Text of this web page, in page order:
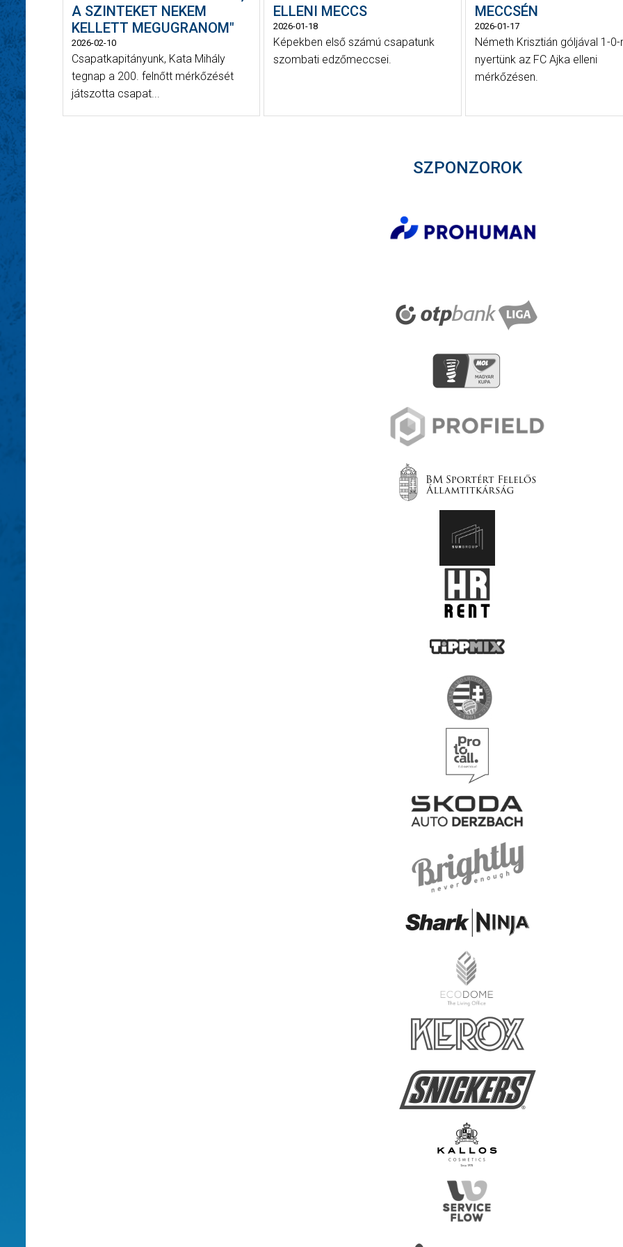
A SZINTEKET NEKEM
KELLETT MEGUGRANOM"
2026-02-10
Csapatkapitányunk, Kata Mihály
tegnap a 200. felnőtt mérkőzését
játszotta csapat...
ELLENI MECCS
2026-01-18
Képekben első számú csapatunk
szombati edzőmeccsei.
MECCSÉN
2026-01-17
Németh Krisztián góljával 1-0-
nyertünk az FC Ajka elleni
mérkőzésen.
SZPONZOROK